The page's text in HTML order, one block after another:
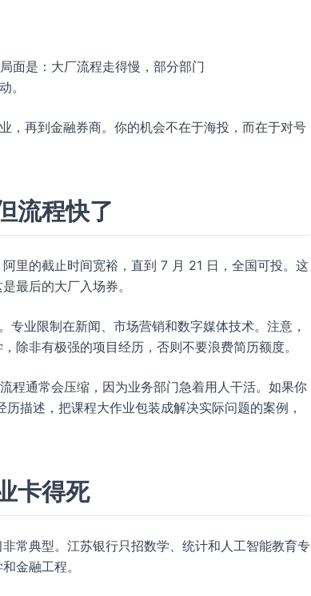
面是：大厂流程走得慢，部分部门
。
，再到金融券商。你的机会不在于海投，而在于对号
流程快了
里的截止时间宽裕，直到 7 月 21 日，全国可投。这
最后的大厂入场券。
业限制在新闻、市场营销和数字媒体技术。注意，
除非有极强的项目经历，否则不要浪费简历额度。
程通常会压缩，因为业务部门急着用人干活。如果你
历描述，把课程大作业包装成解决实际问题的案例，
卡得死
常典型。江苏银行只招数学、统计和人工智能教育专
金融工程。